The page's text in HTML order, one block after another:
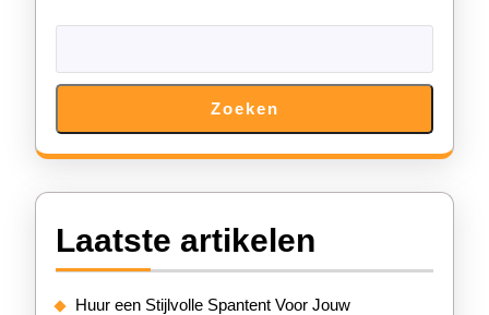
Zoeken
Laatste artikelen
Huur een Stijlvolle Spantent Voor Jouw